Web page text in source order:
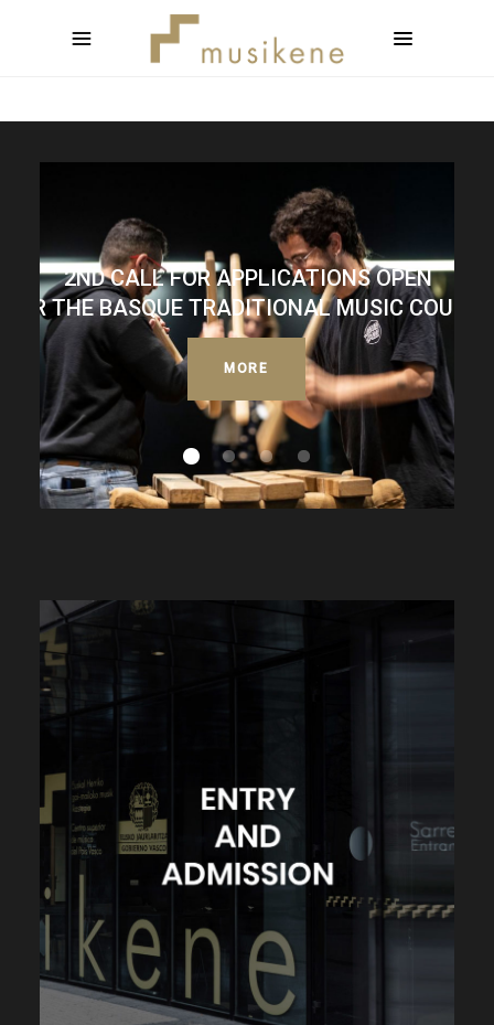
2ND CALL FOR APPLICATIONS OPEN
FOR THE BASQUE TRADITIONAL MUSIC COURSE
MORE